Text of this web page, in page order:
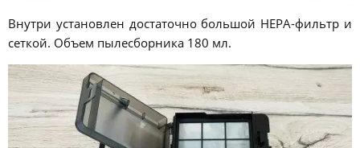
Внутри установлен достаточно большой HEPA-фильтр и
сеткой. Объем пылесборника 180 мл.